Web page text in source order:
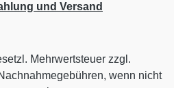
und Versand
Mehrwertsteuer zzgl.
wenn nicht